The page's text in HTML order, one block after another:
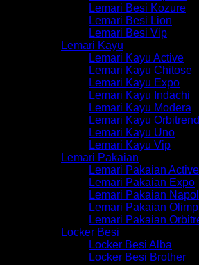
Lemari Besi Kozure
Lemari Besi Lion
Lemari Besi Vip
Lemari Kayu
Lemari Kayu Active
Lemari Kayu Chitose
Lemari Kayu Expo
Lemari Kayu Indachi
Lemari Kayu Modera
Lemari Kayu Orbitrend
Lemari Kayu Uno
Lemari Kayu Vip
Lemari Pakaian
Lemari Pakaian Active
Lemari Pakaian Expo
Lemari Pakaian
Lemari Pakaian
Lemari Pakaian
Locker Besi
Locker Besi Alba
Locker Besi Brother